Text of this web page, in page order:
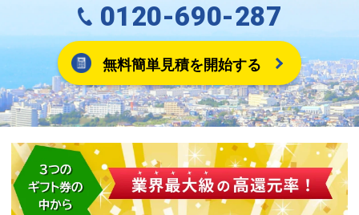
0120-690-287
無料簡単見積を開始する